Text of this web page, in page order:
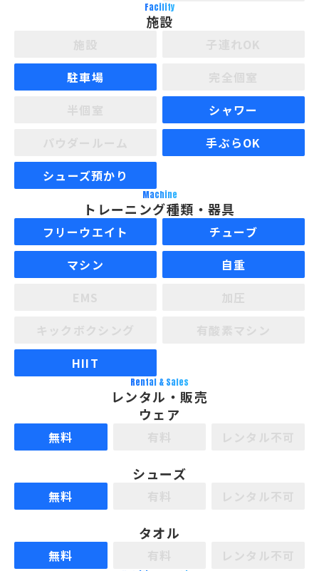
Facility
施設
駐車場
シャワー
手ぶらOK
シューズ預かり
Machine
トレーニング種類・器具
フリーウエイト
チューブ
マシン
自重
HIIT
Rental & Sales
レンタル・販売
ウェア
無料
シューズ
無料
タオル
無料